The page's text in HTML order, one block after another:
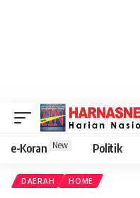
e-Koran New Politik
DAERAH HOME